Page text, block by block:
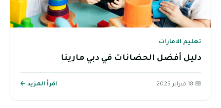
تعليم الامارات
دليل أفضل الحضانات في دبي مارينا
📅 18 فبراير 2025 اقرأ المزيد ←